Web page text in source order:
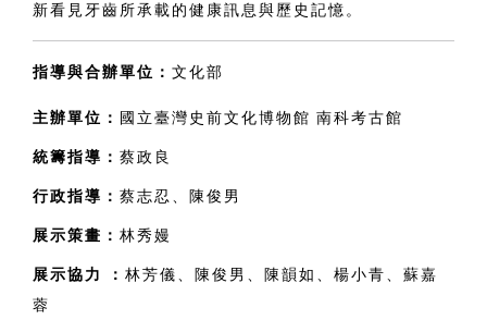
新看見牙齒所承載的健康訊息與歷史記憶。
指導與合辦單位： 文化部
主辦單位： 國立臺灣史前文化博物館 南科考古館
統籌指導： 蔡政良
行政指導： 蔡志忍、陳俊男
展示策畫： 林秀嫚
展示協力 ： 林芳儀、陳俊男、陳韻如、楊小青、蘇嘉
蓉